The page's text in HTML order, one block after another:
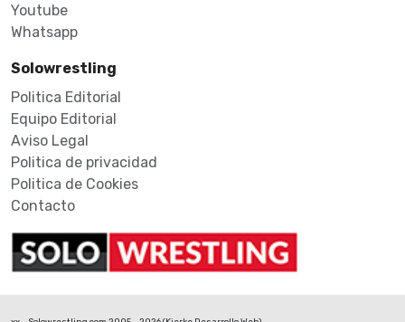
Youtube
Whatsapp
Solowrestling
Politica Editorial
Equipo Editorial
Aviso Legal
Politica de privacidad
Politica de Cookies
Contacto